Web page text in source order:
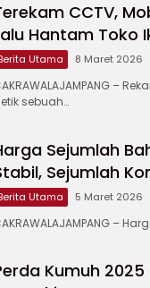
CCTV,
Hantam Toko
Utama 8 Maret 2026
–
sebuah…
Sejumlah
Sejumlah
Utama 5 Maret 2026
–
Kumuh